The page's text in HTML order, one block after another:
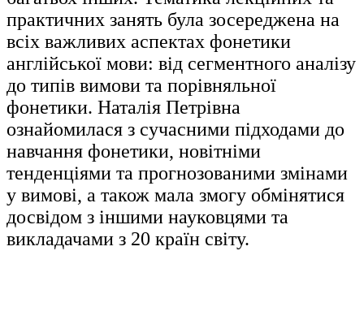
практичних занять була зосереджена на
всіх важливих аспектах фонетики
англійської мови: від сегментного аналізу
до типів вимови та порівняльної
фонетики. Наталія Петрівна
ознайомилася з сучасними підходами до
навчання фонетики, новітніми
тенденціями та прогнозованими змінами
у вимові, а також мала змогу обмінятися
досвідом з іншими науковцями та
викладачами з 20 країн світу.